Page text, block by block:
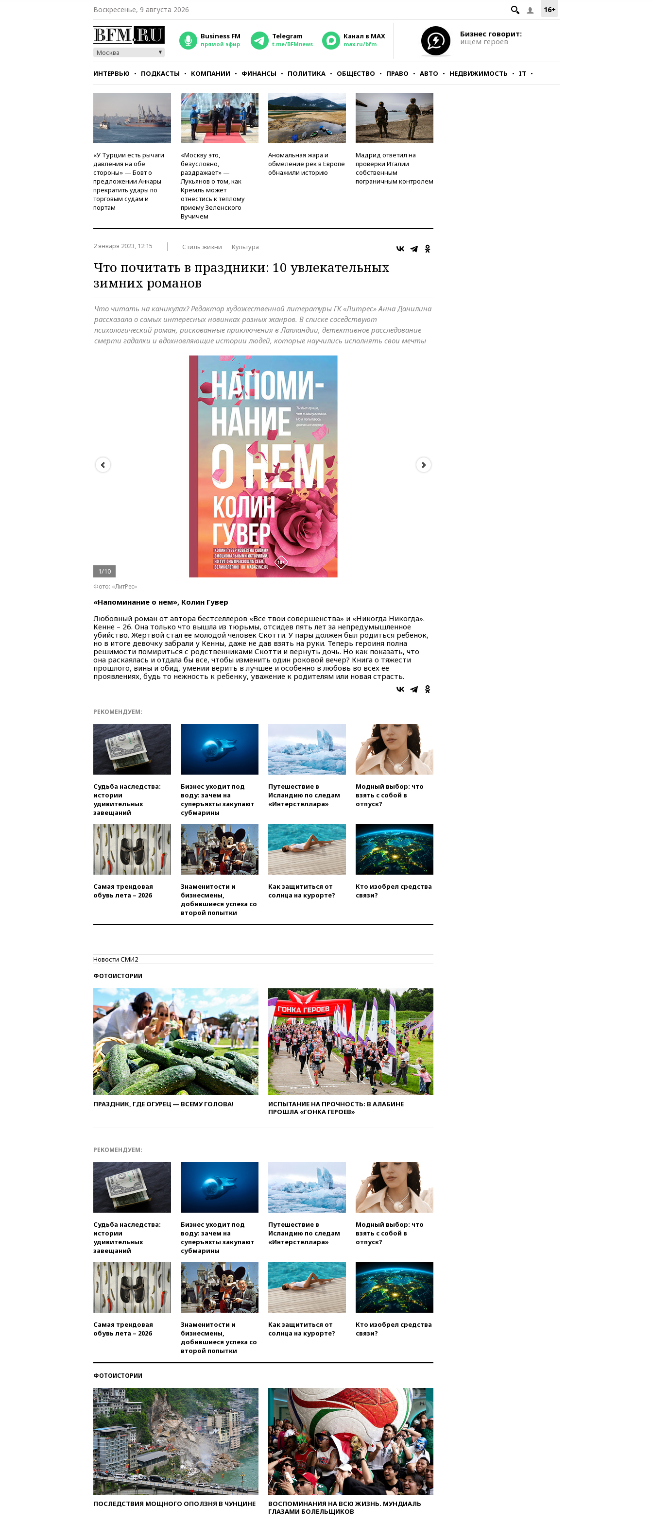
16+
Воскресенье, 9 августа 2026
Москва
Business FM
прямой эфир
Telegram
t.me/BFMnews
Канал в MAX
max.ru/bfm
Бизнес говорит:
ищем героев
ИНТЕРВЬЮ ПОДКАСТЫ КОМПАНИИ ФИНАНСЫ ПОЛИТИКА ОБЩЕСТВО ПРАВО АВТО НЕДВИЖИМОСТЬ IT
СТИЛЬ ТЕСТЫ
«У Турции есть рычаги
давления на обе
стороны» — Бовт о
предложении Анкары
прекратить удары по
торговым судам и
портам
«Москву это,
безусловно,
раздражает» —
Лукьянов о том, как
Кремль может
отнестись к теплому
приему Зеленского
Вучичем
Аномальная жара и
обмеление рек в Европе
обнажили историю
Мадрид ответил на
проверки Италии
собственным
пограничным контролем
2 января 2023, 12:15 Стиль жизни Культура
Что почитать в праздники: 10 увлекательных
зимних романов
Что читать на каникулах? Редактор художественной литературы ГК «Литрес» Анна Данилина
рассказала о самых интересных новинках разных жанров. В списке соседствуют
психологический роман, рискованные приключения в Лапландии, детективное расследование
смерти гадалки и вдохновляющие истории людей, которые научились исполнять свои мечты
1/10
Фото: «ЛитРес»
«Напоминание о нем», Колин Гувер
Любовный роман от автора бестселлеров «Все твои совершенства» и «Никогда Никогда».
Кенне – 26. Она только что вышла из тюрьмы, отсидев пять лет за непредумышленное
убийство. Жертвой стал ее молодой человек Скотти. У пары должен был родиться ребенок,
но в итоге девочку забрали у Кенны, даже не дав взять на руки. Теперь героиня полна
решимости помириться с родственниками Скотти и вернуть дочь. Но как показать, что
она раскаялась и отдала бы все, чтобы изменить один роковой вечер? Книга о тяжести
прошлого, вины и обид, умении верить в лучшее и особенно в любовь во всех ее
проявлениях, будь то нежность к ребенку, уважение к родителям или новая страсть.
РЕКОМЕНДУЕМ:
Судьба наследства:
истории
удивительных
завещаний
Бизнес уходит под
воду: зачем на
суперъяхты закупают
субмарины
Путешествие в
Исландию по следам
«Интерстеллара»
Модный выбор: что
взять с собой в
отпуск?
Самая трендовая
обувь лета – 2026
Знаменитости и
бизнесмены,
добившиеся успеха со
второй попытки
Как защититься от
солнца на курорте?
Кто изобрел средства
связи?
Новости СМИ2
ФОТОИСТОРИИ
ПРАЗДНИК, ГДЕ ОГУРЕЦ — ВСЕМУ ГОЛОВА!
ИСПЫТАНИЕ НА ПРОЧНОСТЬ: В АЛАБИНЕ
ПРОШЛА «ГОНКА ГЕРОЕВ»
РЕКОМЕНДУЕМ:
Судьба наследства:
истории
удивительных
завещаний
Бизнес уходит под
воду: зачем на
суперъяхты закупают
субмарины
Путешествие в
Исландию по следам
«Интерстеллара»
Модный выбор: что
взять с собой в
отпуск?
Самая трендовая
обувь лета – 2026
Знаменитости и
бизнесмены,
добившиеся успеха со
второй попытки
Как защититься от
солнца на курорте?
Кто изобрел средства
связи?
ФОТОИСТОРИИ
ПОСЛЕДСТВИЯ МОЩНОГО ОПОЛЗНЯ В ЧУНЦИНЕ
ВОСПОМИНАНИЯ НА ВСЮ ЖИЗНЬ. МУНДИАЛЬ
ГЛАЗАМИ БОЛЕЛЬЩИКОВ